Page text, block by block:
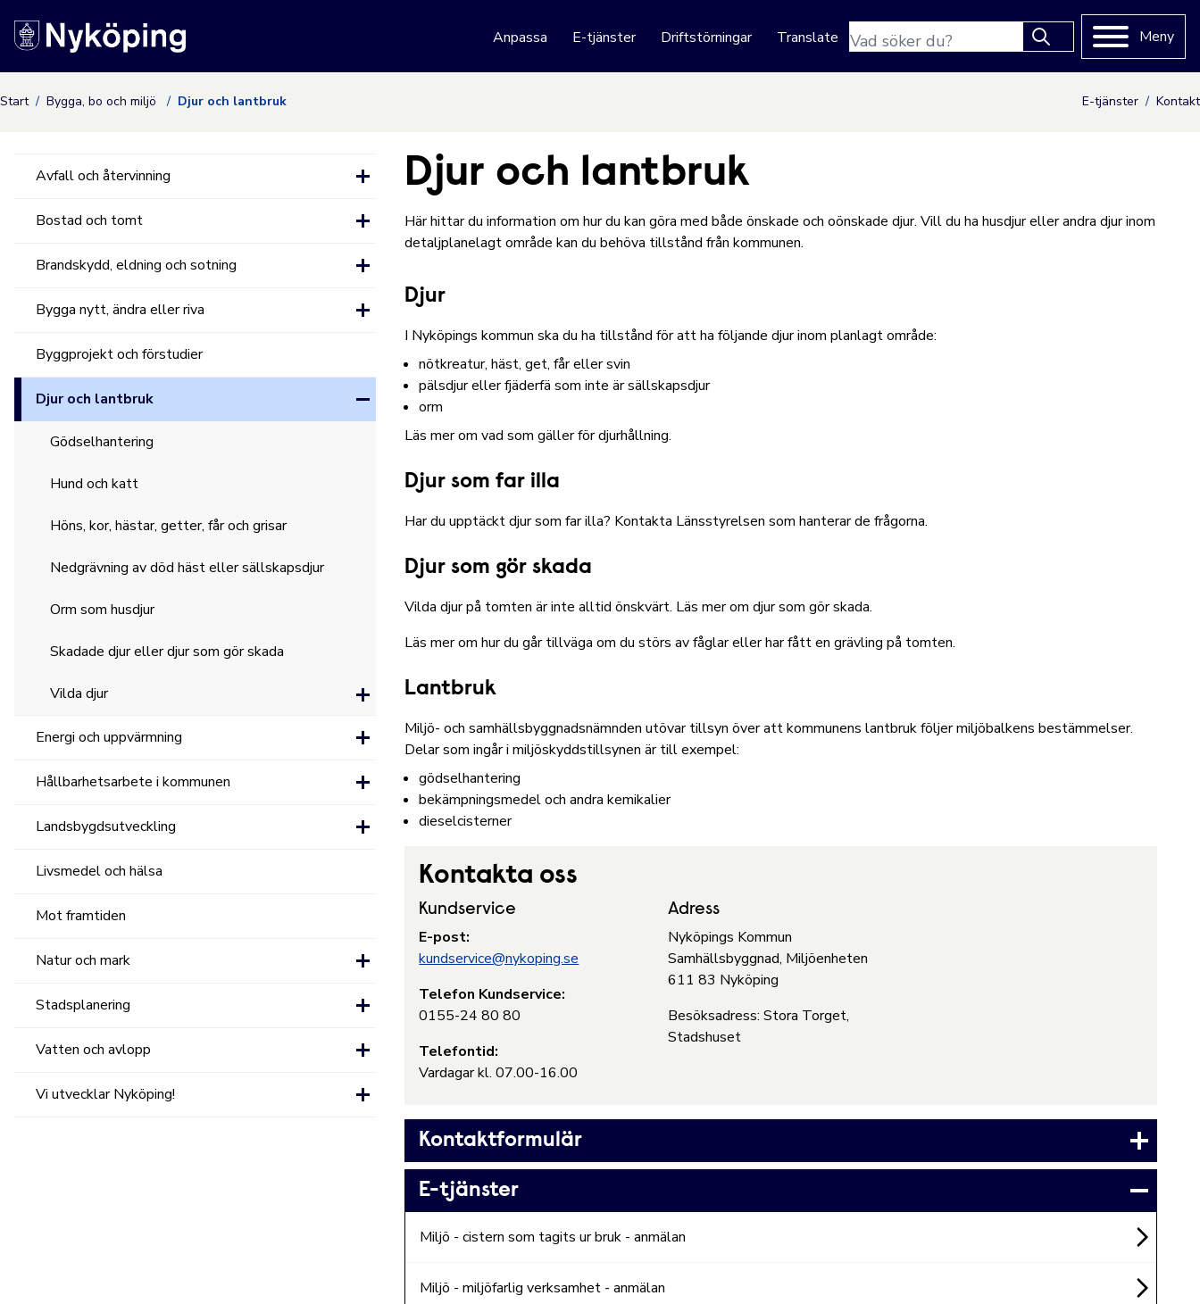
Nyköpings kommuns webbplats
Anpassa E-tjänster Driftstörningar Translate
Sökfras
Meny
Start Bygga, bo och miljö Djur och lantbruk E-tjänster Kontakt
Djur och lantbruk
Här hittar du information om hur du kan göra med både önskade och oönskade djur. Vill du ha husdjur eller andra djur inom
detaljplanelagt område kan du behöva tillstånd från kommunen.
Djur
I Nyköpings kommun ska du ha tillstånd för att ha följande djur inom planlagt område:
nötkreatur, häst, get, får eller svin
pälsdjur eller fjäderfä som inte är sällskapsdjur
orm
Läs mer om vad som gäller för djurhållning.
Djur som far illa
Har du upptäckt djur som far illa? Kontakta Länsstyrelsen som hanterar de frågorna.
Djur som gör skada
Vilda djur på tomten är inte alltid önskvärt. Läs mer om djur som gör skada.
Läs mer om hur du går tillväga om du störs av fåglar eller har fått en grävling på tomten.
Lantbruk
Miljö- och samhällsbyggnadsnämndenutövar tillsyn över att kommunens lantbruk följer miljöbalkens bestämmelser.
Delar som ingår i miljöskyddstillsynen är till exempel:
gödselhantering
bekämpningsmedel och andra kemikalier
dieselcisterner
Kontakta oss
Kundservice
E-post:
kundservice@nykoping.se
Telefon Kundservice:
0155-24 80 80
Telefontid:
Vardagar kl. 07.00-16.00
Adress
Nyköpings Kommun
Samhällsbyggnad, Miljöenheten
611 83 Nyköping
Besöksadress: Stora Torget,
Stadshuset
Kontaktformulär
E-tjänster
Miljö - cistern som tagits ur bruk - anmälan
Miljö - miljöfarlig verksamhet - anmälan
Avfall och återvinning
Bostad och tomt
Brandskydd, eldning och sotning
Bygga nytt, ändra eller riva
Byggprojekt och förstudier
Djur och lantbruk
Gödselhantering
Hund och katt
Höns, kor, hästar, getter, får och grisar
Nedgrävning av död häst eller sällskapsdjur
Orm som husdjur
Skadade djur eller djur som gör skada
Vilda djur
Energi och uppvärmning
Hållbarhetsarbete i kommunen
Landsbygdsutveckling
Livsmedel och hälsa
Mot framtiden
Natur och mark
Stadsplanering
Vatten och avlopp
Vi utvecklar Nyköping!